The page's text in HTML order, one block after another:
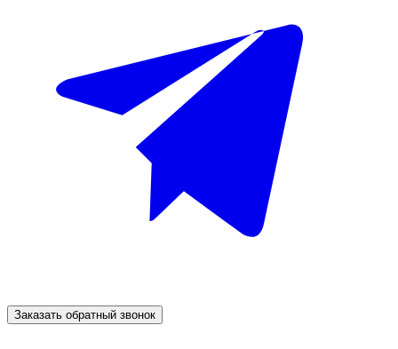
Заказать обратный звонок